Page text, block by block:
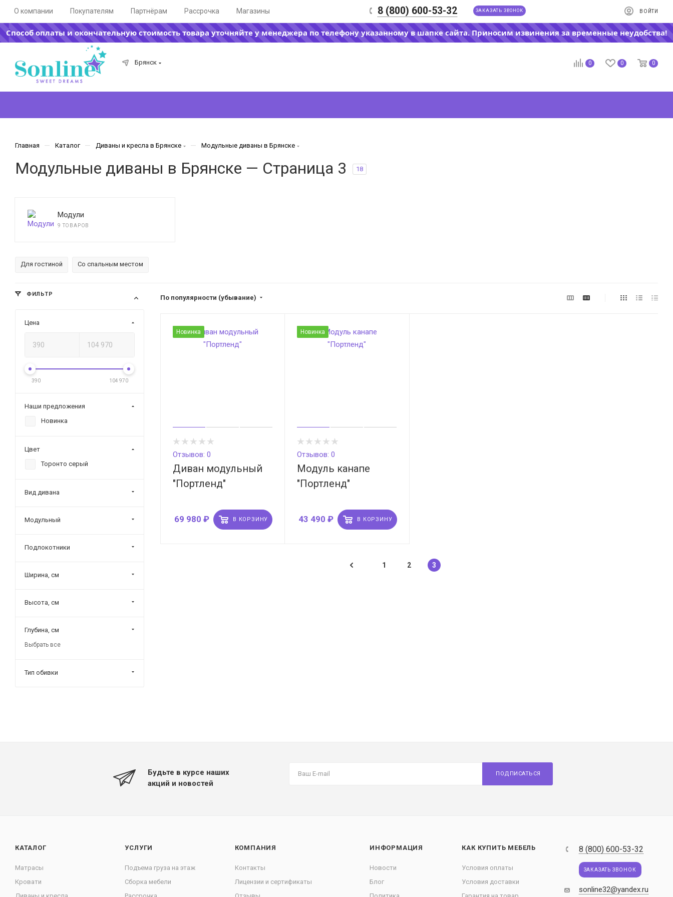
О компании Покупателям Партнёрам Рассрочка Магазины 8 (800) 600-53-32 ЗАКАЗАТЬ ЗВОНОК ВОЙТИ
Способ оплаты и окончательную стоимость товара уточняйте у менеджера по телефону указанному в шапке сайта. Приносим извинения за временные неудобства!
Брянск 0 0 0
Главная — Каталог — Диваны и кресла в Брянске — Модульные диваны в Брянске
Модульные диваны в Брянске — Страница 3 18
Модули
9 ТОВАРОВ
Для гостиной Со спальным местом
По популярности (убывание)
Новинка
Отзывов: 0
Диван модульный
"Портленд"
В КОРЗИНУ
69 980 ₽
Новинка
Отзывов: 0
Модуль канапе
"Портленд"
В КОРЗИНУ
43 490 ₽
1 2 3
ФИЛЬТР
Цена
390 104 970
Наши предложения
Новинка
Цвет
Торонто серый
Вид дивана
Модульный
Подлокотники
Ширина, см
Высота, см
Глубина, см
Выбрать все
Тип обивки
Будьте в курсе наших
акций и новостей
ПОДПИСАТЬСЯ
КАТАЛОГ
Матрасы
Кровати
УСЛУГИ
Подъема груза на этаж
Сборка мебели
КОМПАНИЯ
Контакты
Лицензии и сертификаты
ИНФОРМАЦИЯ
Новости
Блог
КАК КУПИТЬ МЕБЕЛЬ
Условия оплаты
Условия доставки
8 (800) 600-53-32
ЗАКАЗАТЬ ЗВОНОК
sonline32@yandex.ru